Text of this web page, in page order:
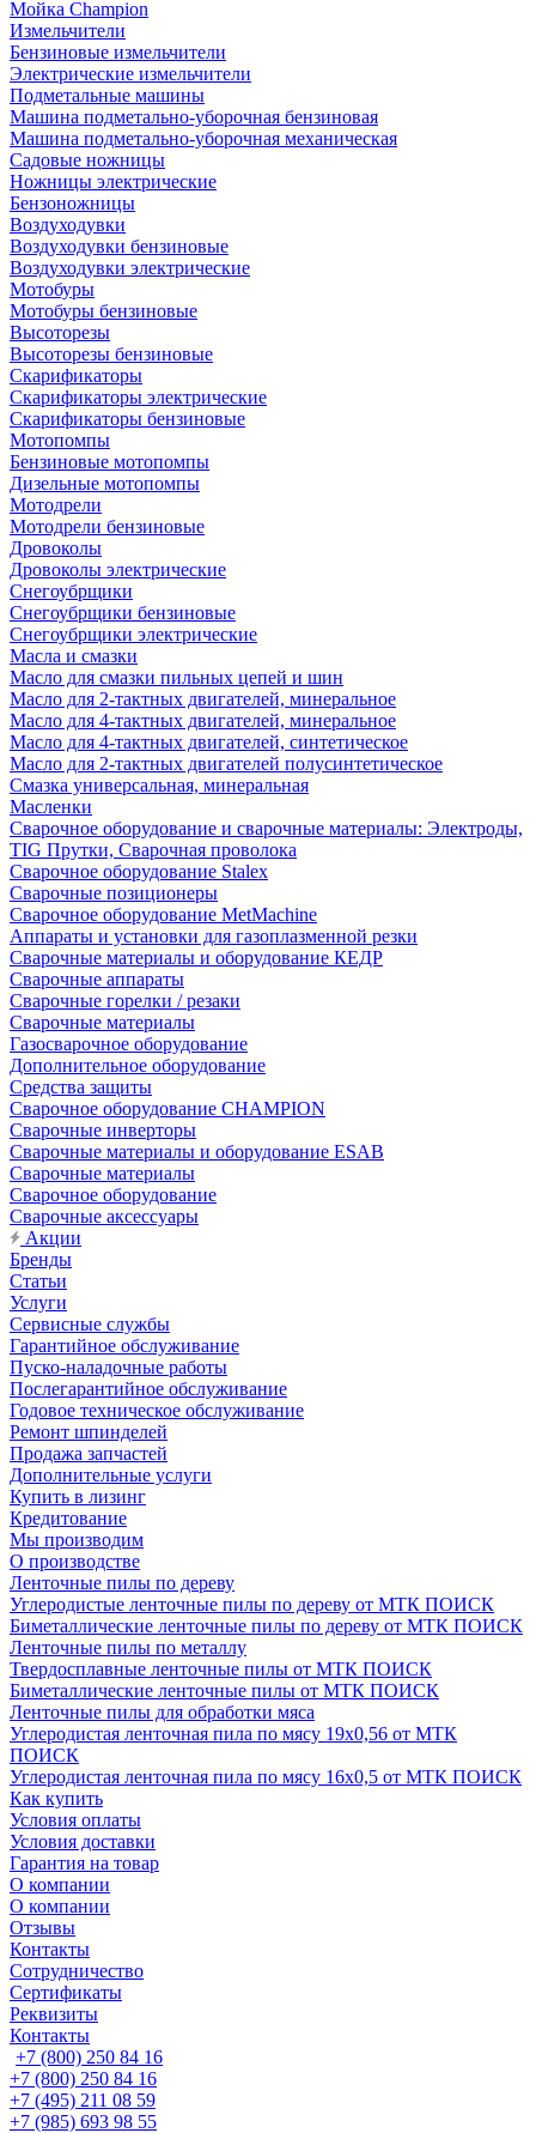
Мойка Champion
Измельчители
Бензиновые измельчители
Электрические измельчители
Подметальные машины
Машина подметально-уборочная бензиновая
Машина подметально-уборочная механическая
Садовые ножницы
Ножницы электрические
Бензоножницы
Воздуходувки
Воздуходувки бензиновые
Воздуходувки электрические
Мотобуры
Мотобуры бензиновые
Высоторезы
Высоторезы бензиновые
Скарификаторы
Скарификаторы электрические
Скарификаторы бензиновые
Мотопомпы
Бензиновые мотопомпы
Дизельные мотопомпы
Мотодрели
Мотодрели бензиновые
Дровоколы
Дровоколы электрические
Снегоубрщики
Снегоубрщики бензиновые
Снегоубрщики электрические
Масла и смазки
Масло для смазки пильных цепей и шин
Масло для 2-тактных двигателей, минеральное
Масло для 4-тактных двигателей, минеральное
Масло для 4-тактных двигателей, синтетическое
Масло для 2-тактных двигателей полусинтетическое
Смазка универсальная, минеральная
Масленки
Сварочное оборудование и сварочные материалы: Электроды,
TIG Прутки, Сварочная проволока
Сварочное оборудование Stalex
Сварочные позиционеры
Сварочное оборудование MetMachine
Аппараты и установки для газоплазменной резки
Сварочные материалы и оборудование КЕДР
Сварочные аппараты
Сварочные горелки / резаки
Сварочные материалы
Газосварочное оборудование
Дополнительное оборудование
Средства защиты
Сварочное оборудование CHAMPION
Сварочные инверторы
Сварочные материалы и оборудование ESAB
Сварочные материалы
Сварочное оборудование
Сварочные аксессуары
Акции
Бренды
Статьи
Услуги
Сервисные службы
Гарантийное обслуживание
Пуско-наладочные работы
Послегарантийное обслуживание
Годовое техническое обслуживание
Ремонт шпинделей
Продажа запчастей
Дополнительные услуги
Купить в лизинг
Кредитование
Мы производим
О производстве
Ленточные пилы по дереву
Углеродистые ленточные пилы по дереву от МТК ПОИСК
Биметаллические ленточные пилы по дереву от МТК ПОИСК
Ленточные пилы по металлу
Твердосплавные ленточные пилы от МТК ПОИСК
Биметаллические ленточные пилы от МТК ПОИСК
Ленточные пилы для обработки мяса
Углеродистая ленточная пила по мясу 19х0,56 от МТК
ПОИСК
Углеродистая ленточная пила по мясу 16х0,5 от МТК ПОИСК
Как купить
Условия оплаты
Условия доставки
Гарантия на товар
О компании
О компании
Отзывы
Контакты
Сотрудничество
Сертификаты
Реквизиты
Контакты
+7 (800) 250 84 16
+7 (800) 250 84 16
+7 (495) 211 08 59
+7 (985) 693 98 55